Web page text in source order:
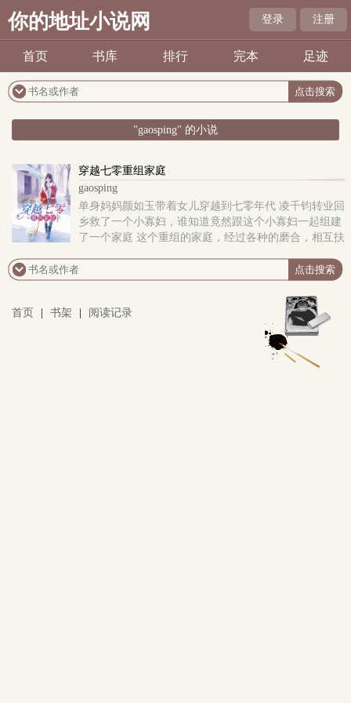
你的地址小说网 登录 注册
首页 书库 排行 完本 足迹
"gaosping" 的小说
穿越七零重组家庭
gaosping
单身妈妈颜如玉带着女儿穿越到七零年代 凌千钧转业回
乡救了一个小寡妇，谁知道竟然跟这个小寡妇一起组建
了一个家庭 这个重组的家庭，经过各种的磨合，相互扶
首页 书架 阅读记录